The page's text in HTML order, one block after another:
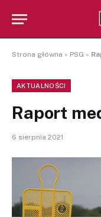
Strona główna » PSG »
AKTUALNOŚCI
Raport
6 sierpnia 2021